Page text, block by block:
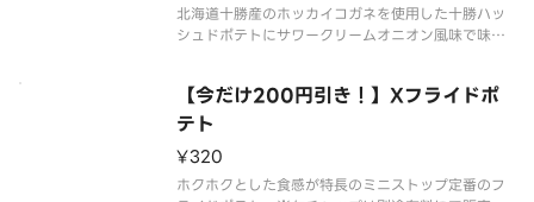
北海道十勝産のホッカイコガネを使用した十勝ハッ
シュドポテトにサワークリームオニオン風味で味付
【今だけ200円引き！】Xフライドポ
テト
¥320
ホクホクとした食感が特長のミニストップ定番のフ